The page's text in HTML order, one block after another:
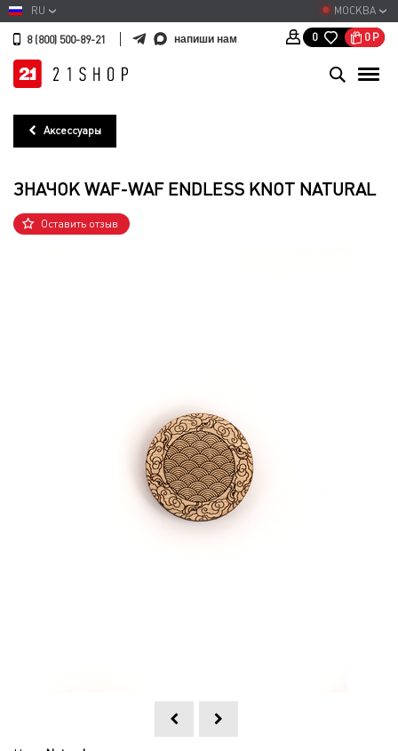
МОСКВА
RU
8 (800) 500-89-21 напиши нам 0 0 Р
Аксессуары
ЗНАЧОК WAF-WAF ENDLESS KNOT NATURAL
Оставить отзыв